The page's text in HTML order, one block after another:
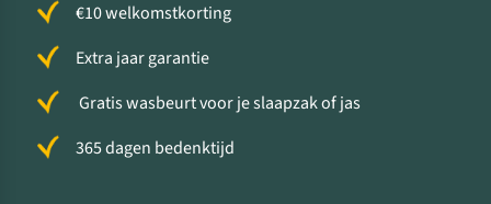
€10 welkomstkorting
Extra jaar garantie
Gratis wasbeurt voor je slaapzak of jas
365 dagen bedenktijd